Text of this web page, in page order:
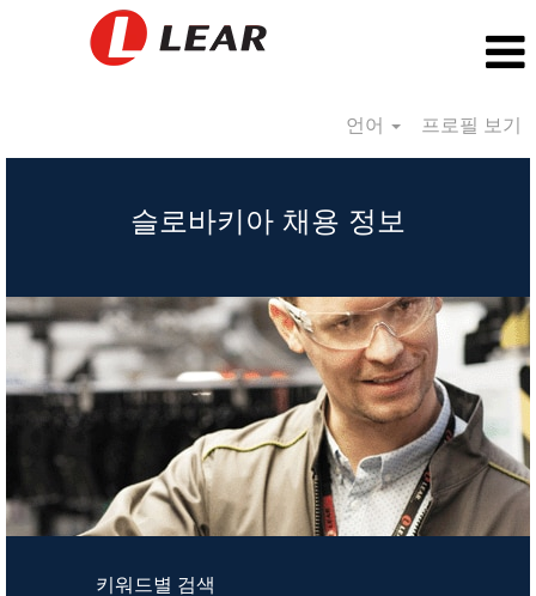
언어 프로필 보기
슬로바키아 채용 정보
키워드별 검색